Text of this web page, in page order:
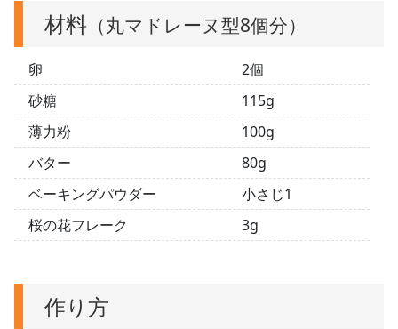
材料 （丸マドレーヌ型8個分）
卵
2個
砂糖
115g
薄力粉
100g
バター
80g
ベーキングパウダー
小さじ1
桜の花フレーク
3g
作り方